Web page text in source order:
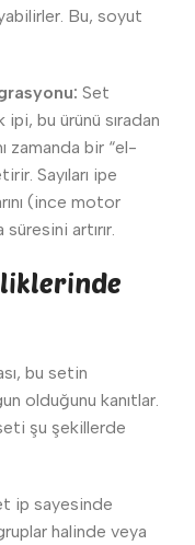
Bu, soyut
Set
bu ürünü sıradan
zamanda bir “el-
Sayıları ipe
(ince motor
artırır.
bu setin
olduğunu kanıtlar.
şu şekillerde
ip sayesinde
halinde veya